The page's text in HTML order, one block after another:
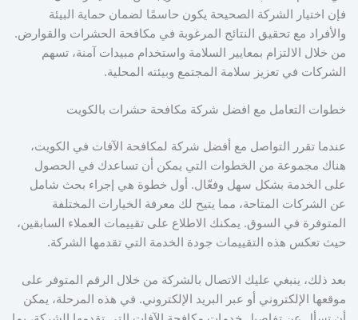
فإن اختيار الشركة الصحيحة يكون حاسمًا لضمان حماية البيئة
والأفراد مع تحقيق النتائج المرغوبة في مكافحة الحشرات والقوارض.
من خلال الالتزام بمعايير السلامة واستخدام مبيدات آمنة، تسهم
الشركات في تعزيز سلامة المجتمع وبيئته المحلية.
خطوات التعامل مع افضل شركة مكافحة حشرات بالكويت
عندما تقرر التواصل مع أفضل شركة لمكافحة الآفات في الكويت،
هناك مجموعة من الخطوات التي يمكن أن تساعدك في الحصول
على الخدمة بشكل سهل وفعّال. أول خطوة هي إجراء بحث شامل
عن الشركات المتاحة، مما يتيح لك معرفة الخيارات المختلفة
المتوفرة في السوق. يمكنك الاطلاع على تقييمات العملاء السابقين،
حيث تعكس هذه التقييمات جودة الخدمة التي تقدمها الشركة.
بعد ذلك، ينبغي عليك الاتصال بالشركة من خلال الرقم المتوفر على
موقعها الإلكتروني أو عبر البريد الإلكتروني. في هذه المرحلة، يمكن